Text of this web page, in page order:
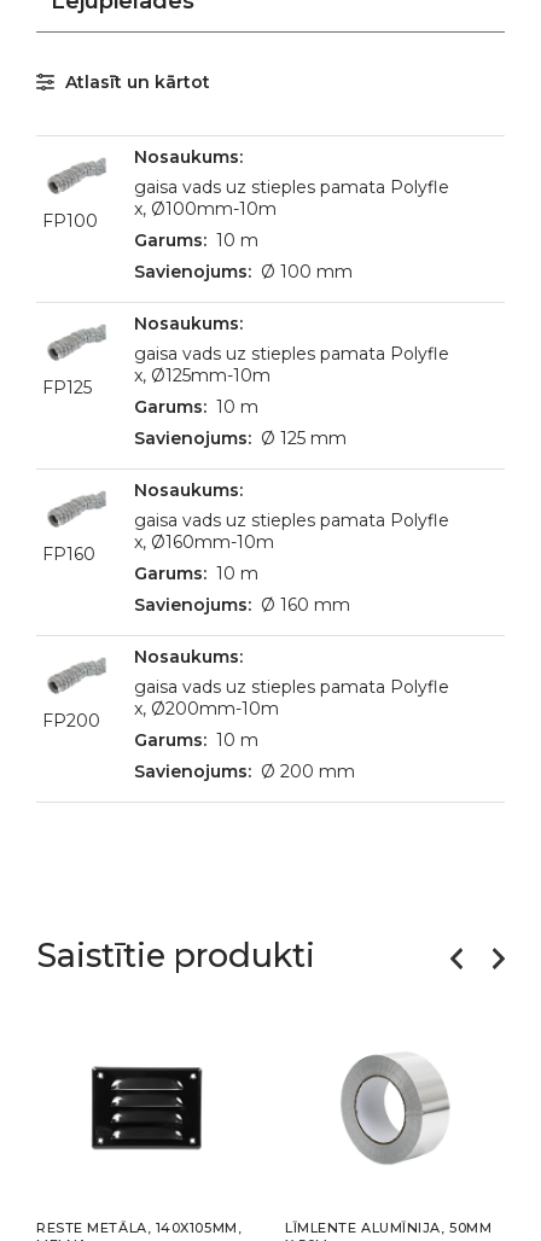
Atlasīt un kārtot
FP100
gaisa vads uz stieples pamata Polyfle
x, Ø100mm-10m
10 m
Ø 100 mm
FP125
gaisa vads uz stieples pamata Polyfle
x, Ø125mm-10m
10 m
Ø 125 mm
FP160
gaisa vads uz stieples pamata Polyfle
x, Ø160mm-10m
10 m
Ø 160 mm
FP200
gaisa vads uz stieples pamata Polyfle
x, Ø200mm-10m
10 m
Ø 200 mm
Saistītie produkti
RESTE METĀLA, 140X105MM,
LĪMLENTE ALUMĪNIJA, 50MM